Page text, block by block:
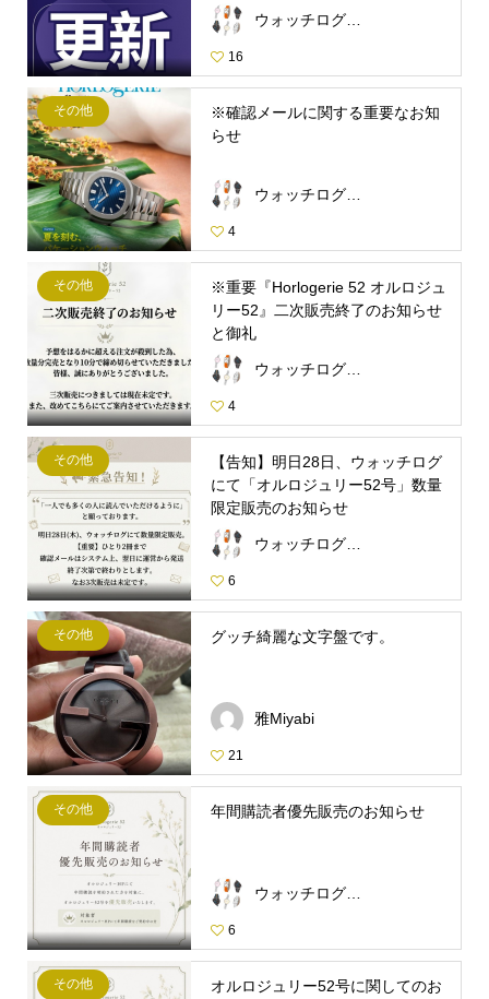
ウォッチログ・スタッフ
16
その他
※確認メールに関する重要なお知
らせ
ウォッチログ・スタッフ
4
その他
※重要『Horlogerie 52 オルロジュ
リー52』二次販売終了のお知らせ
と御礼
ウォッチログ・スタッフ
4
その他
【告知】明日28日、ウォッチログ
にて「オルロジュリー52号」数量
限定販売のお知らせ
ウォッチログ・スタッフ
6
その他 グッチ綺麗な文字盤です。
雅Miyabi
21
その他 年間購読者優先販売のお知らせ
ウォッチログ・スタッフ
6
その他
オルロジュリー52号に関してのお